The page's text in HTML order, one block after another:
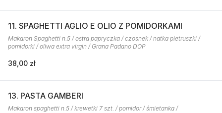
11. SPAGHETTI AGLIO E OLIO Z POMIDORKAMI
Makaron Spaghetti n.5 / ostra papryczka / czosnek / natka pietruszki /
pomidorki / oliwa extra virgin / Grana Padano DOP
38,00 zł
13. PASTA GAMBERI
Makaron spaghetti n.5 / krewetki 7 szt. / pomidor / śmietanka /